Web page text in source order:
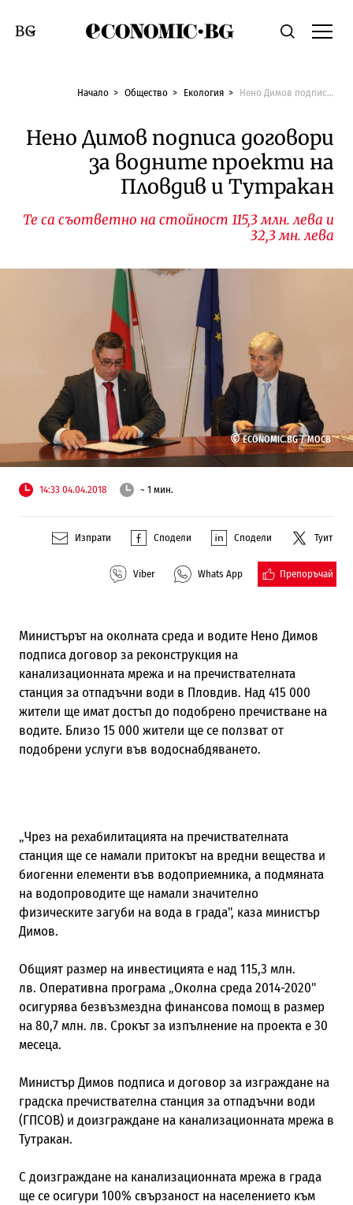
Economic.bgТърсене
Смяна на език
Начало Общество Екология Нено Димов подписа договори за водните проекти на Пловдив и Тутракан
Нено Димов подписа договори
за водните проекти на
Пловдив и Тутракан
Те са съответно на стойност 115,3 млн. лева и
32,3 мн. лева
©ECONOMIC.BG /МОСВ
14:33 04.04.2018 ~ 1 мин.
Изпрати Сподели Сподели Туит
Viber Whats App Препоръчай
Министърът на околната среда и водите Нено Димов
подписа договор за реконструкция на
канализационната мрежа и на пречиствателната
станция за отпадъчни води в Пловдив. Над 415 000
жители ще имат достъп до подобрено пречистване на
водите. Близо 15 000 жители ще се ползват от
подобрени услуги във водоснабдяването.
„Чрез на рехабилитацията на пречиствателната
станция ще се намали притокът на вредни вещества и
биогенни елементи във водоприемника, а подмяната
на водопроводите ще намали значително
физическите загуби на вода в града", каза министър
Димов.
Общият размер на инвестицията е над 115,3 млн.
лв. Оперативна програма „Околна среда 2014-2020"
осигурява безвъзмездна финансова помощ в размер
на 80,7 млн. лв. Срокът за изпълнение на проекта е 30
месеца.
Министър Димов подписа и договор за изграждане на
градска пречиствателна станция за отпадъчни води
(ГПСОВ) и доизграждане на канализационната мрежа в
Тутракан.
С доизграждане на канализационната мрежа в града
ще се осигури 100% свързаност на населението към